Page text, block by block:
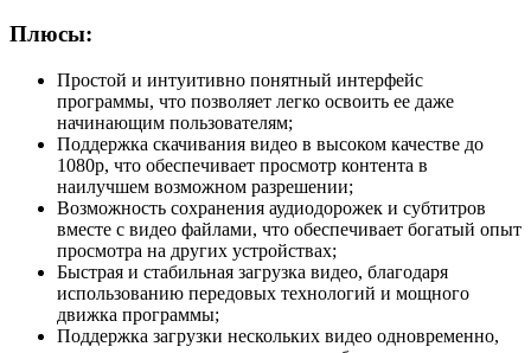
Плюсы:
Простой и интуитивно понятный интерфейс
программы, что позволяет легко освоить ее даже
начинающим пользователям;
Поддержка скачивания видео в высоком качестве до
1080p, что обеспечивает просмотр контента в
наилучшем возможном разрешении;
Возможность сохранения аудиодорожек и субтитров
вместе с видео файлами, что обеспечивает богатый опыт
просмотра на других устройствах;
Быстрая и стабильная загрузка видео, благодаря
использованию передовых технологий и мощного
движка программы;
Поддержка загрузки нескольких видео одновременно,